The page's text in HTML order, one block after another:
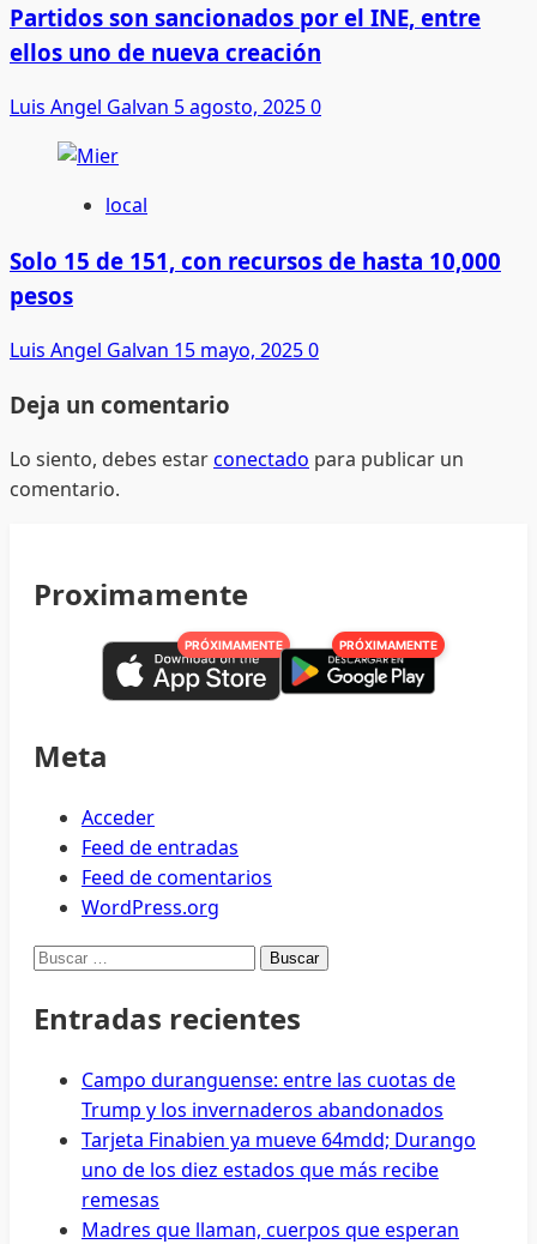
Partidos son sancionados por el INE, entre
ellos uno de nueva creación
Luis Angel Galvan 5 agosto, 20250
local
Solo 15 de 151, con recursos de hasta 10,000
pesos
Luis Angel Galvan 15 mayo, 20250
Deja un comentario
Lo siento, debes estarconectado para publicar un
comentario.
Proximamente
PRÓXIMAMENTE PRÓXIMAMENTE
Meta
Acceder
Feed de entradas
Feed de comentarios
WordPress.org
Buscar:
Entradas recientes
Campo duranguense: entre las cuotas de
Trump y los invernaderos abandonados
Tarjeta Finabien ya mueve 64mdd; Durango
uno de los diez estados que más recibe
remesas
Madres que llaman, cuerpos que esperan